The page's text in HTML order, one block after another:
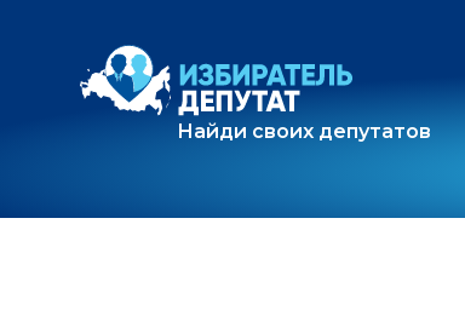
Найди своих депутатов